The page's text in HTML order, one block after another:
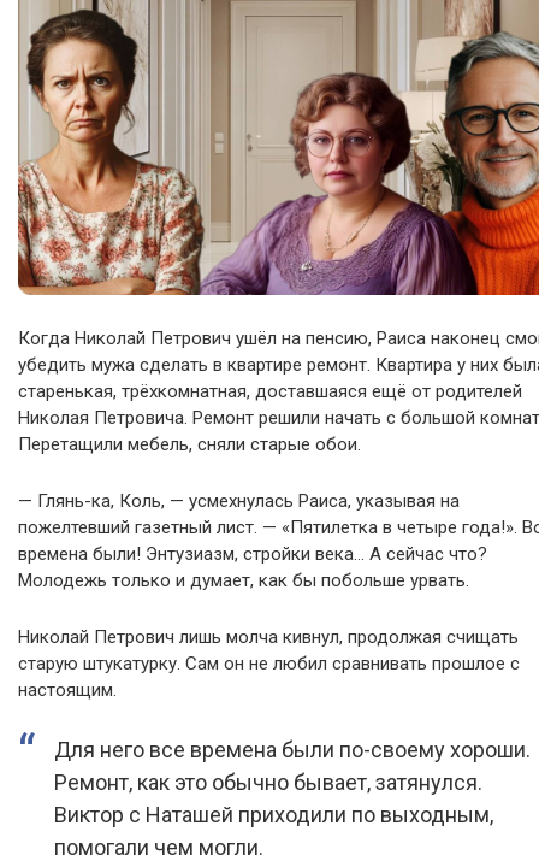
Когда Николай Петрович ушёл на пенсию, Раиса наконец
убедить мужа сделать в квартире ремонт. Квартира у них
старенькая, трёхкомнатная, доставшаяся ещё от родителей
Николая Петровича. Ремонт решили начать с большой
Перетащили мебель, сняли старые обои.
— Глянь-ка, Коль, — усмехнулась Раиса, указывая на
пожелтевший газетный лист. — «Пятилетка в четыре года!».
времена были! Энтузиазм, стройки века… А сейчас что?
Молодежь только и думает, как бы побольше урвать.
Николай Петрович лишь молча кивнул, продолжая счищать
старую штукатурку. Сам он не любил сравнивать прошлое с
настоящим.
Для него все времена были по-своему хороши.
Ремонт, как это обычно бывает, затянулся.
Виктор с Наташей приходили по выходным,
помогали чем могли.